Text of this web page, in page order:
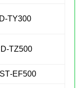
TY300
TZ500
EF500